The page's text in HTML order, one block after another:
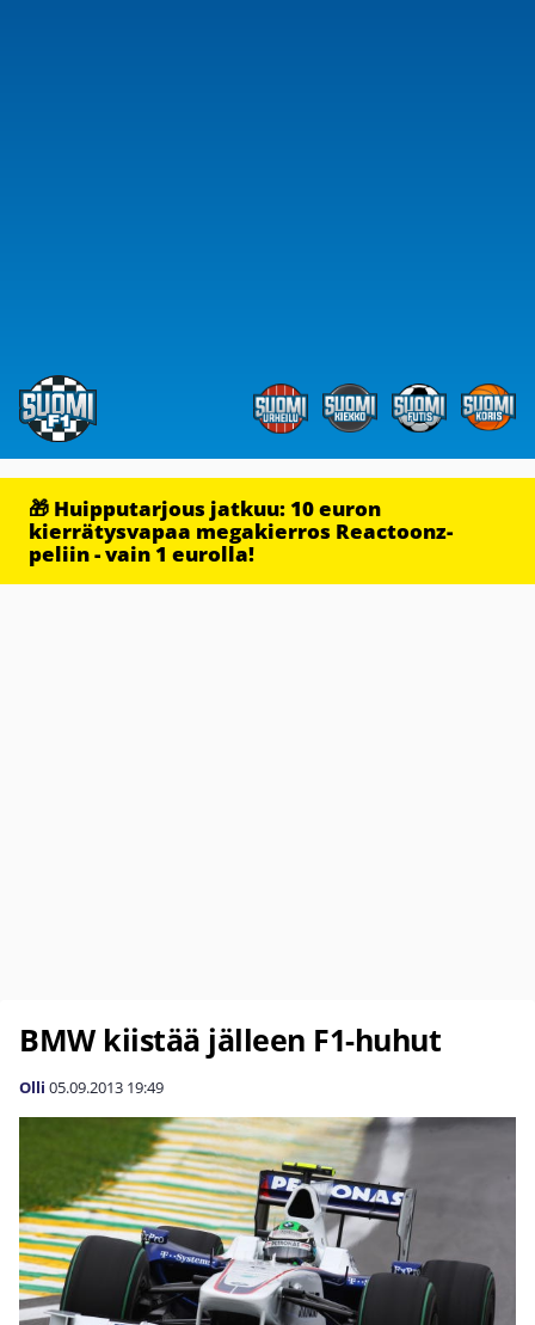
🎁 Huipputarjous jatkuu: 10 euron
kierrätysvapaa megakierros Reactoonz-
peliin - vain 1 eurolla!
BMW kiistää jälleen F1-huhut
Olli 05.09.2013 19:49